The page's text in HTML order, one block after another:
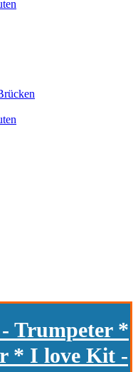
- Trumpeter *
* I love Kit -